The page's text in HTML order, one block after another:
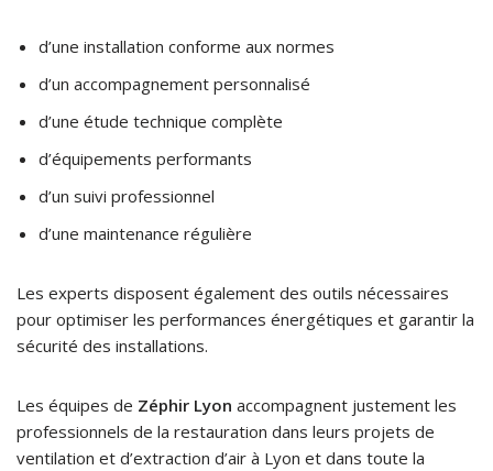
d’une installation conforme aux normes
d’un accompagnement personnalisé
d’une étude technique complète
d’équipements performants
d’un suivi professionnel
d’une maintenance régulière
Les experts disposent également des outils nécessaires
pour optimiser les performances énergétiques et garantir la
sécurité des installations.
Les équipes de Zéphir Lyon accompagnent justement les
professionnels de la restauration dans leurs projets de
ventilation et d’extraction d’air à Lyon et dans toute la